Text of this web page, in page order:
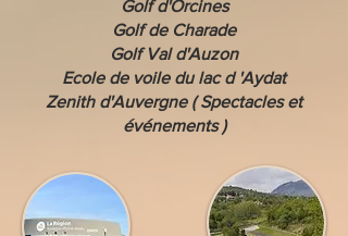
Golf d'Orcines
Golf de Charade
Golf Val d'Auzon
Ecole de voile du lac d 'Aydat
Zenith d'Auvergne ( Spectacles et
événements )